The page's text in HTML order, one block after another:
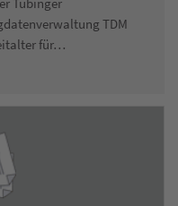
TDM
für…